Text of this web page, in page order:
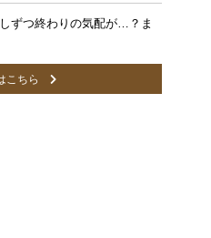
ずつ終わりの気配が…？ま
こちら